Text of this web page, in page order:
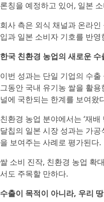
론칭을 예정하고 있어, 일본
회사 측은 외식 채널과 온라
입과 일본 소비자 기호를 반
한국 친환경 농업의 새로운 수
이번 성과는 단일 기업의 수
그동안 국내 유기농 쌀을 활
널에 국한되는 한계를 보여왔
친환경 농업 분야에서는 ‘재
달칩의 일본 시장 성과는 가
을 보여주는 사례로 평가된다.
쌀 소비 진작, 친환경 농업 확
서도 주목할 만하다.
수출이 목적이 아니라, 우리